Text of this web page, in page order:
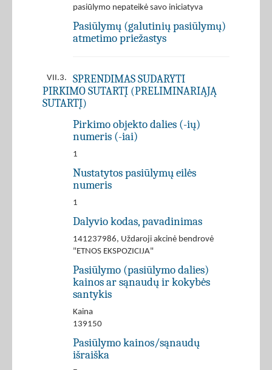
pasiūlymo nepateikė savo iniciatyva
Pasiūlymų (galutinių pasiūlymų)
atmetimo priežastys
VII.3.
SPRENDIMAS SUDARYTI
PIRKIMO SUTARTĮ (PRELIMINARIĄJĄ
SUTARTĮ)
Pirkimo objekto dalies (-ių)
numeris (-iai)
1
Nustatytos pasiūlymų eilės
numeris
1
Dalyvio kodas, pavadinimas
141237986, Uždaroji akcinė bendrovė
"ETNOS EKSPOZICIJA"
Pasiūlymo (pasiūlymo dalies)
kainos ar sąnaudų ir kokybės
santykis
Kaina
139150
Pasiūlymo kainos/sąnaudų
išraiška